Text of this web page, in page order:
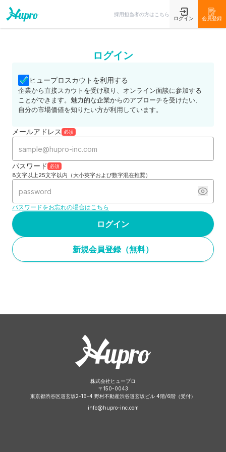
採用担当者の方はこちら
ログイン 会員登録
ログイン
ヒュープロスカウトを利用する
企業から直接スカウトを受け取り、オンライン面談に参加する
ことができます。魅力的な企業からのアプローチを受けたい、
自分の市場価値を知りたい方が利用しています。
メールアドレス 必須
パスワード 必須
8文字以上25文字以内（大小英字および数字混在推奨）
パスワードをお忘れの場合はこちら
ログイン
新規会員登録（無料）
株式会社ヒュープロ
〒 150-0043
東京都渋谷区道玄坂2-16-4 野村不動産渋谷道玄坂ビル 4階/6階（受付）
info@hupro-inc.com